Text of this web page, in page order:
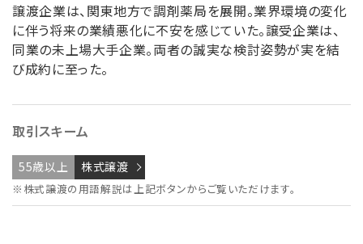
譲渡企業は、関東地方で調剤薬局を展開。業界環境の変化
に伴う将来の業績悪化に不安を感じていた。譲受企業は、
同業の未上場大手企業。両者の誠実な検討姿勢が実を結
び成約に至った。
取引スキーム
55歳以上 株式譲渡
※株式譲渡の用語解説は上記ボタンからご覧いただけます。